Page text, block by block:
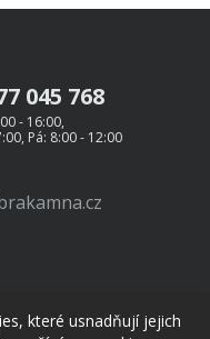
045 768
- 16:00,
Pá: 8:00 - 12:00
které usnadňují jejich